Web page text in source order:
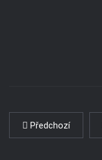
Předchozí